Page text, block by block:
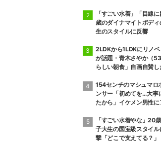
絶句
「すごい水着」「目線
歳のダイナマイトボデ
生のスタイルに反響
2LDKから1LDKにリノ
が話題・青木さやか（
らしい朝食」自画自賛
154センチのマシュマロ
ンサー「初めてを…大事
たから」イケメン男性に
「すごい水着やな」20
子大生の国宝級スタイル
撃「どこで支えてる？」